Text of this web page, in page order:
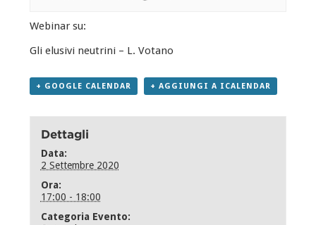
Webinar su:
Gli elusivi neutrini – L. Votano
+ GOOGLE CALENDAR + AGGIUNGI A ICALENDAR
Dettagli
Data:
2 Settembre 2020
Ora:
17:00 - 18:00
Categoria Evento: